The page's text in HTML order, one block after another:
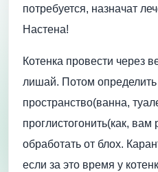
потребуется, назначат
Настена!
Котенка провести через
лишай. Потом определить
пространство(ванна,
проглистогонить(как, вам
обработать от блох.
если за это время у